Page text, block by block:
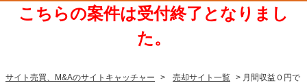
こちらの案件は受付終了となりまし
た。
サイト売買、M&Aのサイトキャッチャー > 売却サイト一覧 > 月間収益０円で